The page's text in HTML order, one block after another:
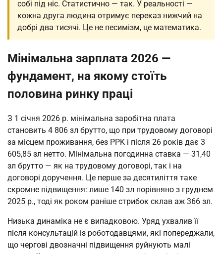
собі під ніс. Статистично — так. У реальності —
кожна друга людина отримує переказ нижчий на
добрі два тисячі. Це не песимізм, це математика.
Мінімальна зарплата 2026 —
фундамент, на якому стоїть
половина ринку праці
З 1 січня 2026 р. мінімальна заробітна плата
становить 4 806 зл брутто, що при трудовому договорі
за місцем проживання, без PPK і після 26 років дає 3
605,85 зл нетто. Мінімальна погодинна ставка — 31,40
зл брутто — як на трудовому договорі, так і на
договорі доручення. Це перше за десятиліття таке
скромне підвищення: лише 140 зл порівняно з груднем
2025 р., тоді як роком раніше стрибок склав аж 366 зл.
Низька динаміка не є випадковою. Уряд ухвалив її
після консультацій із роботодавцями, які попереджали,
що чергові двозначні підвищення руйнують малі